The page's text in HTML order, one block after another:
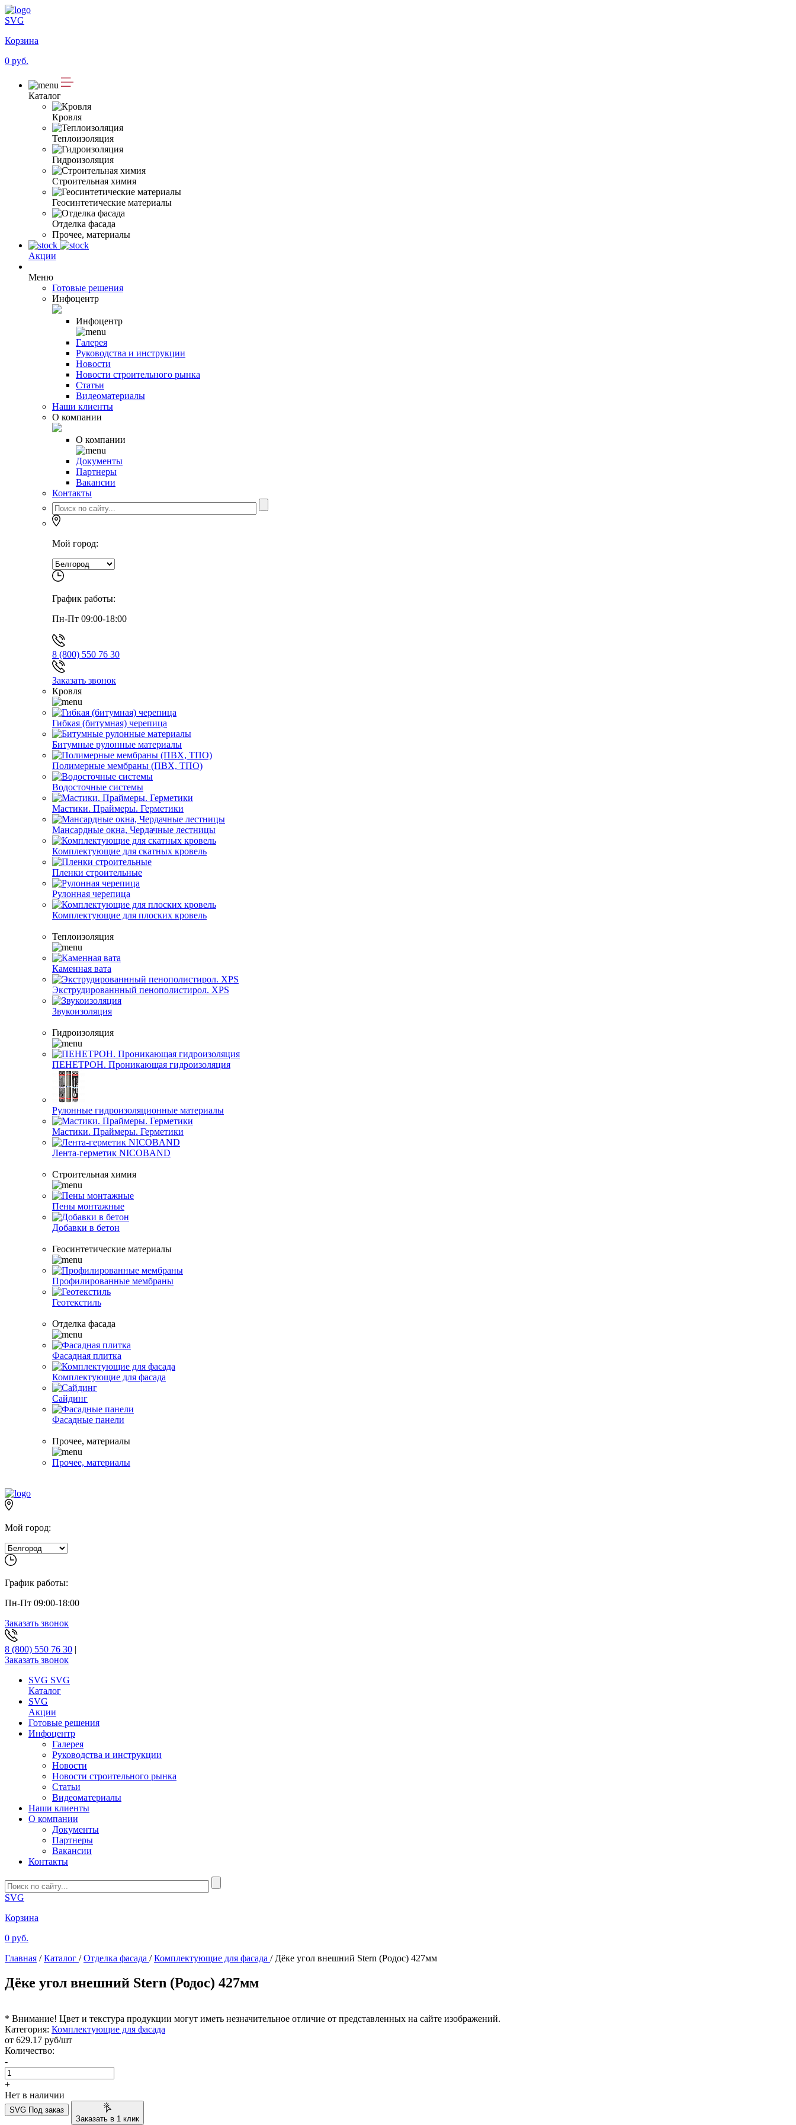
SVG
Корзина
0 руб.
Каталог
Кровля
Теплоизоляция
Гидроизоляция
Строительная химия
Геосинтетические материалы
Отделка фасада
Прочее, материалы
Акции
Меню
Готовые решения
Инфоцентр
Инфоцентр
Галерея
Руководства и инструкции
Новости
Новости строительного рынка
Статьи
Видеоматериалы
Наши клиенты
О компании
О компании
Документы
Партнеры
Вакансии
Контакты
Мой город:
График работы:
Пн-Пт 09:00-18:00
8 (800) 550 76 30
Заказать звонок
Кровля
Гибкая (битумная) черепица
Битумные рулонные материалы
Полимерные мембраны (ПВХ, ТПО)
Водосточные системы
Мастики. Праймеры. Герметики
Мансардные окна, Чердачные лестницы
Комплектующие для скатных кровель
Пленки строительные
Рулонная черепица
Комплектующие для плоских кровель
Теплоизоляция
Каменная вата
Экструдированнный пенополистирол. XPS
Звукоизоляция
Гидроизоляция
ПЕНЕТРОН. Проникающая гидроизоляция
Рулонные гидроизоляционные материалы
Мастики. Праймеры. Герметики
Лента-герметик NICOBAND
Строительная химия
Пены монтажные
Добавки в бетон
Геосинтетические материалы
Профилированные мембраны
Геотекстиль
Отделка фасада
Фасадная плитка
Комплектующие для фасада
Сайдинг
Фасадные панели
Прочее, материалы
Прочее, материалы
Мой город:
График работы:
Пн-Пт 09:00-18:00
Заказать звонок
8 (800) 550 76 30 |
Заказать звонок
SVG SVG
Каталог
SVG
Акции
Готовые решения
Инфоцентр
Галерея
Руководства и инструкции
Новости
Новости строительного рынка
Статьи
Видеоматериалы
Наши клиенты
О компании
Документы
Партнеры
Вакансии
Контакты
SVG
Корзина
0 руб.
Главная / Каталог / Отделка фасада / Комплектующие для фасада / Дёке угол внешний Stern (Родос) 427мм
Дёке угол внешний Stern (Родос) 427мм
* Внимание! Цвет и текстура продукции могут иметь незначительное отличие от представленных на сайте изображений.
Категория: Комплектующие для фасада
от 629.17 руб/шт
Количество:
-
+
Нет в наличии
SVG Под заказ
Заказать в 1 клик